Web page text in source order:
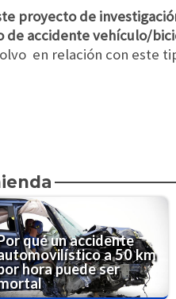
proyecto de
de accidente vehículo/
en relación con este
qué un accidente
a 50 km
hora puede ser